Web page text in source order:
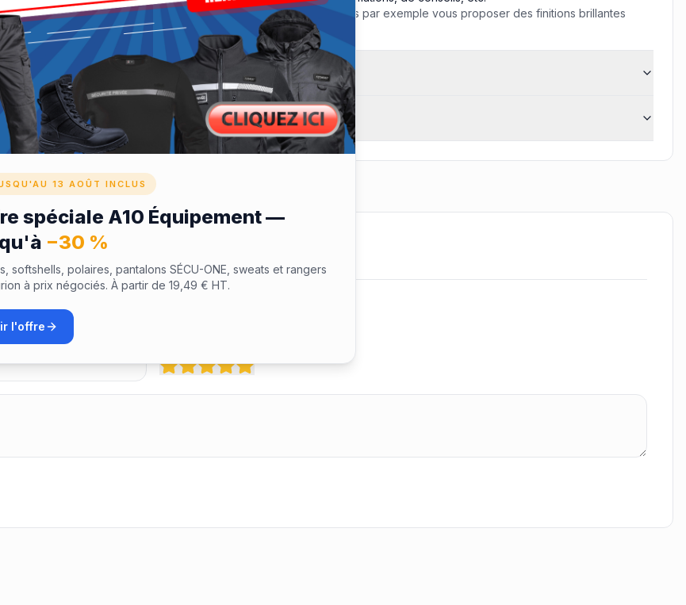
et personnaliser encore plus vos écussons. Nous pouvons par exemple vous proposer des finitions brillantes
aussi vous proposer des finitions phosphorescentes, etc.
13 AOÛT INCLUS
spéciale A10 Équipement —
−30 %
softshells, polaires, pantalons SÉCU-ONE, sweats et rangers
à prix négociés. À partir de 19,49 € HT.
l'offre